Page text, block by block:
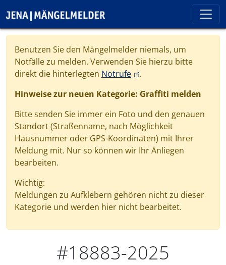
Benutzen Sie den Mängelmelder niemals, um
Notfälle zu melden. Verwenden Sie hierzu bitte
direkt die hinterlegten Notrufe(link is external)
.
Hinweise zur neuen Kategorie: Graffiti melden
Bitte senden Sie immer ein Foto und den genauen
Standort (Straßenname, nach Möglichkeit
Hausnummer oder GPS-Koordinaten) mit Ihrer
Meldung mit. Nur so können wir Ihr Anliegen
bearbeiten.
Wichtig:
Meldungen zu Aufklebern gehören nicht zu dieser
Kategorie und werden hier nicht bearbeitet.
#18883-2025